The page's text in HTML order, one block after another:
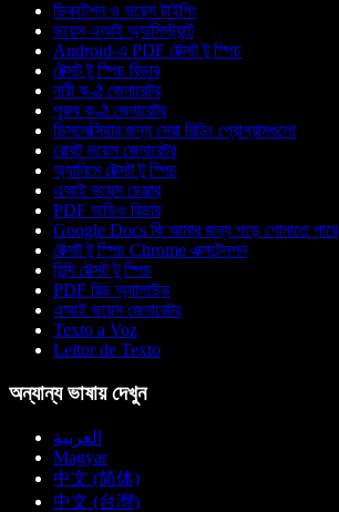
ডিকটেশন ও ভয়েস টাইপিং
ভয়েস এআই অ্যাসিস্ট্যান্ট
Android-এ PDF টেক্সট টু স্পিচ
টেক্সট টু স্পিচ রিডার
নারী কণ্ঠ জেনারেটর
পুরুষ কণ্ঠ জেনারেটর
ডিসলেক্সিয়ার জন্য সেরা রিডিং প্রোগ্রামগুলো
রোবট ভয়েস জেনারেটর
অ্যানিমে টেক্সট টু স্পিচ
এআই ভয়েস চেঞ্জার
PDF অডিও রিডার
Google Docs কি আমার জন্য পড়ে শোনাতে পারে
টেক্সট টু স্পিচ Chrome এক্সটেনশন
হিন্দি টেক্সট টু স্পিচ
PDF রিড অ্যালাউড
এআই ভয়েস জেনারেটর
Texto a Voz
Leitor de Texto
অন্যান্য ভাষায় দেখুন
العربية
Magyar
中文 (简体)
中文 (台灣)